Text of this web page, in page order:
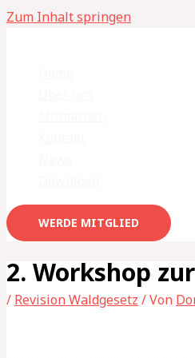
Zum Inhalt springen
WERDE MITGLIED
2. Workshop
/ Revision Waldgesetz / Von